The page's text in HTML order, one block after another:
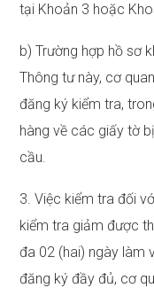
tại Khoản 3 hoặc
b) Trường hợp hồ sơ
Thông tư này, cơ
đăng ký kiểm tra,
hàng về các giấy tờ
cầu.
3. Việc kiểm tra đối
kiểm tra giảm được
đa 02 (hai) ngày làm
đăng ký đầy đủ, cơ